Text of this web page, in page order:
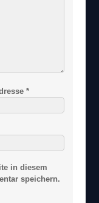
*
in diesem
speichern.